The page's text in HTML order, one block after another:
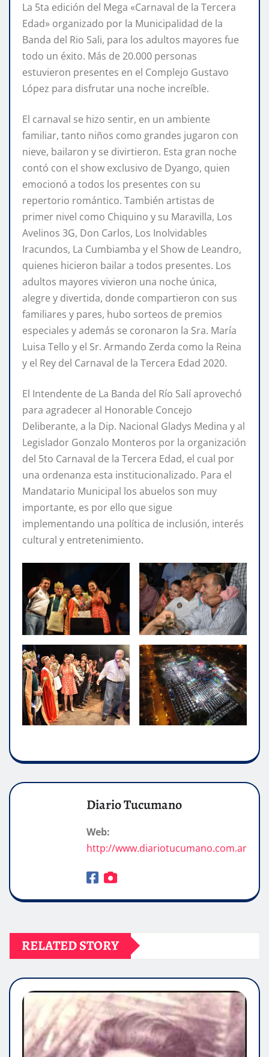
La 5ta edición del Mega «Carnaval de la Tercera
Edad» organizado por la Municipalidad de la
Banda del Rio Sali, para los adultos mayores fue
todo un éxito. Más de 20.000 personas
estuvieron presentes en el Complejo Gustavo
López para disfrutar una noche increíble.
El carnaval se hizo sentir, en un ambiente
familiar, tanto niños como grandes jugaron con
nieve, bailaron y se divirtieron. Esta gran noche
contó con el show exclusivo de Dyango, quien
emocionó a todos los presentes con su
repertorio romántico. También artistas de
primer nivel como Chiquino y su Maravilla, Los
Avelinos 3G, Don Carlos, Los Inolvidables
Iracundos, La Cumbiamba y el Show de Leandro,
quienes hicieron bailar a todos presentes. Los
adultos mayores vivieron una noche única,
alegre y divertida, donde compartieron con sus
familiares y pares, hubo sorteos de premios
especiales y además se coronaron la Sra. María
Luisa Tello y el Sr. Armando Zerda como la Reina
y el Rey del Carnaval de la Tercera Edad 2020.
El Intendente de La Banda del Río Salí aprovechó
para agradecer al Honorable Concejo
Deliberante, a la Dip. Nacional Gladys Medina y al
Legislador Gonzalo Monteros por la organización
del 5to Carnaval de la Tercera Edad, el cual por
una ordenanza esta institucionalizado. Para el
Mandatario Municipal los abuelos son muy
importante, es por ello que sigue
implementando una política de inclusión, interés
cultural y entretenimiento.
Diario Tucumano
Web:
http://www.diariotucumano.com.ar
RELATED STORY